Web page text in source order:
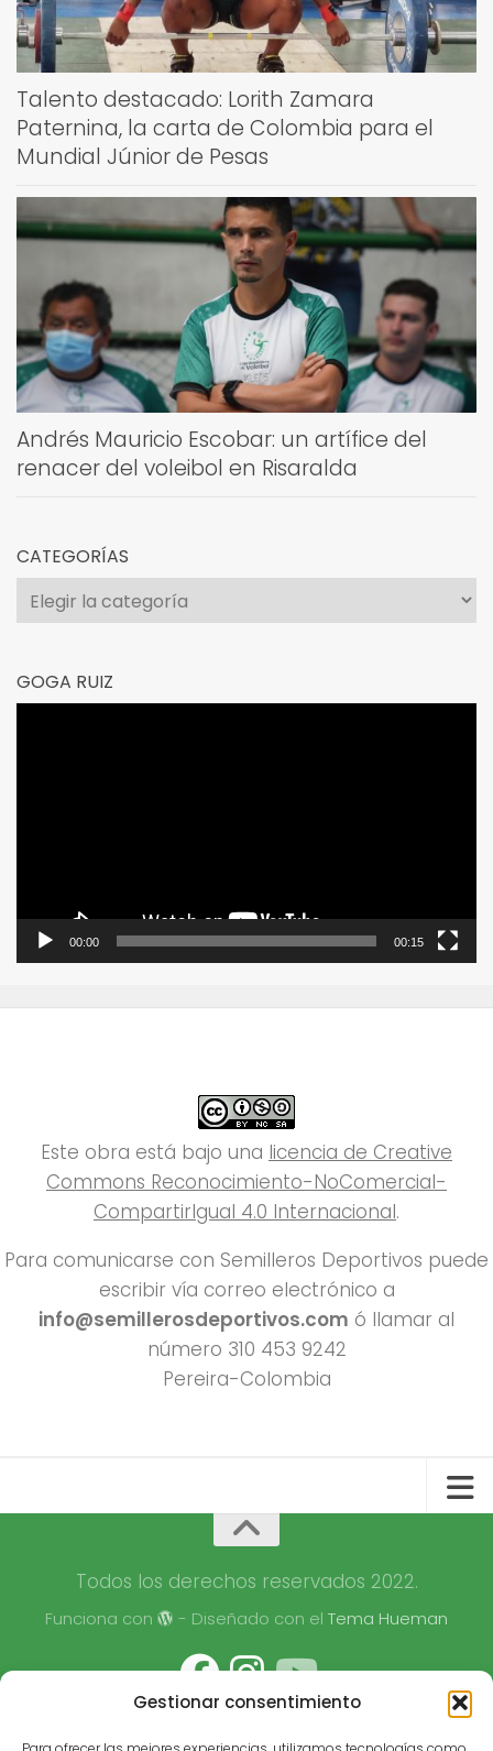
Gestionar consentimiento
Talento destacado: Lorith Zamara
Paternina, la carta de Colombia para el
Mundial Júnior de Pesas
Andrés Mauricio Escobar: un artífice del
renacer del voleibol en Risaralda
CATEGORÍAS
Categorías
GOGA RUIZ
00:00 00:15
Este obra está bajo una licencia de Creative
Commons Reconocimiento-NoComercial-
CompartirIgual 4.0 Internacional.
Para comunicarse con Semilleros Deportivos puede
escribir vía correo electrónico a
info@semillerosdeportivos.com ó llamar al
número 310 453 9242
Pereira-Colombia
Todos los derechos reservados 2022.
Funciona con - Diseñado con el Tema Hueman